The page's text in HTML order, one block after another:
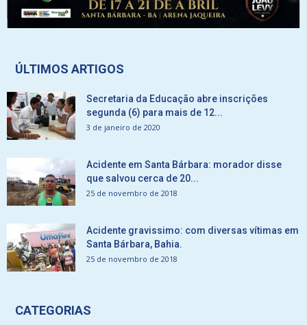
ÚLTIMOS ARTIGOS
Secretaria da Educação abre inscrições
segunda (6) para mais de 12...
3 de janeiro de 2020
Acidente em Santa Bárbara: morador disse
que salvou cerca de 20...
25 de novembro de 2018
Acidente gravissimo: com diversas vítimas em
Santa Bárbara, Bahia.
25 de novembro de 2018
CATEGORIAS